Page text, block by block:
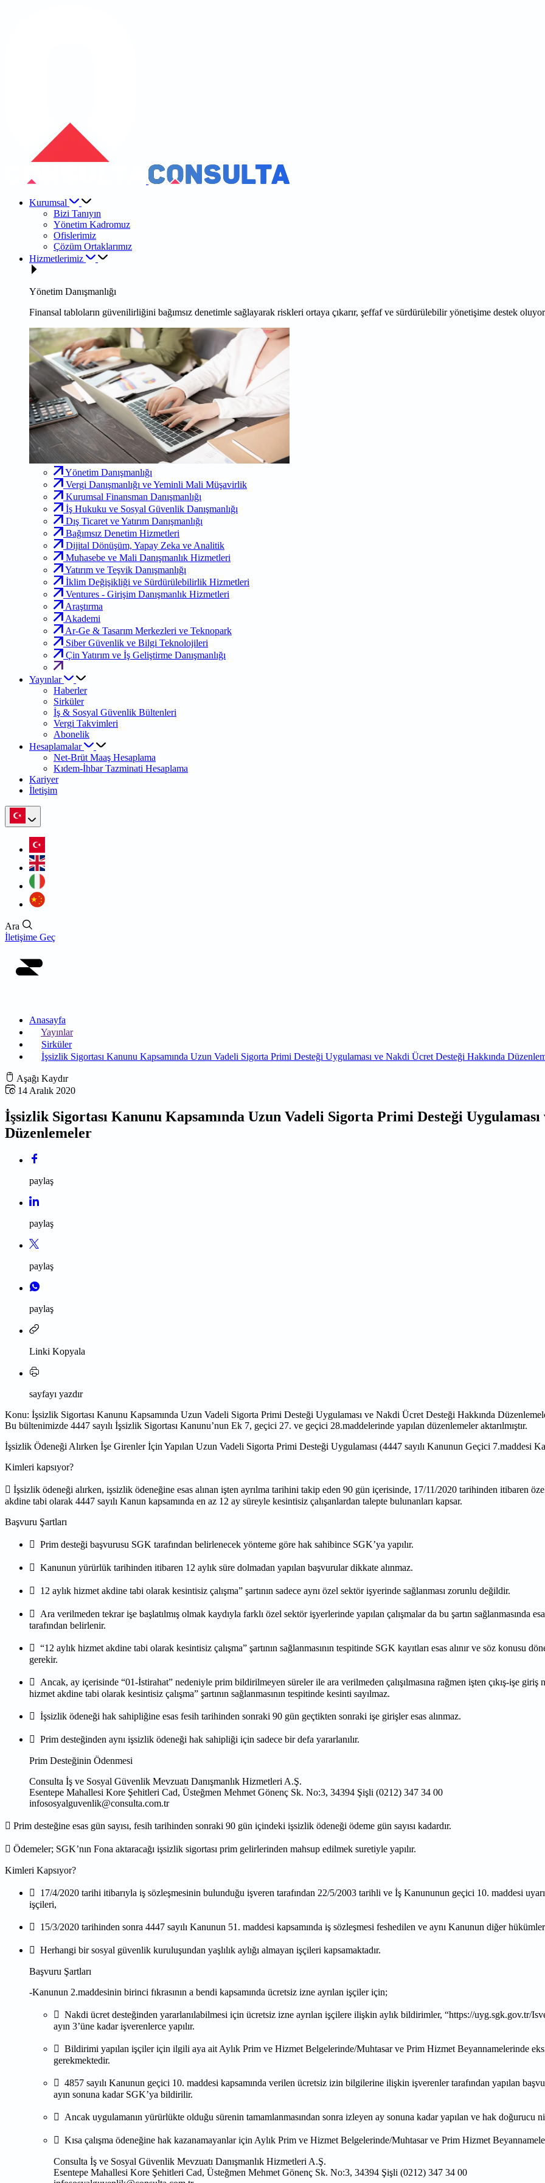
Kurumsal
Bizi Tanıyın
Yönetim Kadromuz
Ofislerimiz
Çözüm Ortaklarımız
Hizmetlerimiz
Yönetim Danışmanlığı
Finansal tabloların güvenilirliğini bağımsız denetimle sağlayarak riskleri ortaya çıkarır, şeffaf ve sürdürülebilir yönetişime destek
Yönetim Danışmanlığı
Vergi Danışmanlığı ve Yeminli Mali Müşavirlik
Kurumsal Finansman Danışmanlığı
İş Hukuku ve Sosyal Güvenlik Danışmanlığı
Dış Ticaret ve Yatırım Danışmanlığı
Bağımsız Denetim Hizmetleri
Dijital Dönüşüm, Yapay Zeka ve Analitik
Muhasebe ve Mali Danışmanlık Hizmetleri
Yatırım ve Teşvik Danışmanlığı
İklim Değişikliği ve Sürdürülebilirlik Hizmetleri
Ventures - Girişim Danışmanlık Hizmetleri
Araştırma
Akademi
Ar-Ge & Tasarım Merkezleri ve Teknopark
Siber Güvenlik ve Bilgi Teknolojileri
Çin Yatırım ve İş Geliştirme Danışmanlığı
Yayınlar
Haberler
Sirküler
İş & Sosyal Güvenlik Bültenleri
Vergi Takvimleri
Abonelik
Hesaplamalar
Net-Brüt Maaş Hesaplama
Kıdem-İhbar Tazminati Hesaplama
Kariyer
İletişim
Ara
İletişime Geç
Anasayfa
Yayınlar
Sirküler
İşsizlik Sigortası Kanunu Kapsamında Uzun Vadeli Sigorta Primi Desteği Uygulaması ve Nakdi Ücret Desteği Hakkında
Aşağı Kaydır
14 Aralık 2020
İşsizlik Sigortası Kanunu Kapsamında Uzun Vadeli Sigorta Primi Desteği
Düzenlemeler
paylaş
paylaş
paylaş
paylaş
Linki Kopyala
sayfayı yazdır
Konu: İşsizlik Sigortası Kanunu Kapsamında Uzun Vadeli Sigorta Primi Desteği Uygulaması ve Nakdi Ücret Desteği Hakkında
Bu bültenimizde 4447 sayılı İşsizlik Sigortası Kanunu’nun Ek 7, geçici 27. ve geçici 28.maddelerinde yapılan düzenlemeler aktarılmıştır.
İşsizlik Ödeneği Alırken İşe Girenler İçin Yapılan Uzun Vadeli Sigorta Primi Desteği Uygulaması (4447 sayılı Kanunun Geçici 7.maddesi
Kimleri kapsıyor?
 İşsizlik ödeneği alırken, işsizlik ödeneğine esas alınan işten ayrılma tarihini takip eden 90 gün içerisinde, 17/11/2020 tarihinden itibaren
akdine tabi olarak 4447 sayılı Kanun kapsamında en az 12 ay süreyle kesintisiz çalışanlardan talepte bulunanları kapsar.
Başvuru Şartları
 Prim desteği başvurusu SGK tarafından belirlenecek yönteme göre hak sahibince SGK’ya yapılır.
 Kanunun yürürlük tarihinden itibaren 12 aylık süre dolmadan yapılan başvurular dikkate alınmaz.
 12 aylık hizmet akdine tabi olarak kesintisiz çalışma” şartının sadece aynı özel sektör işyerinde sağlanması zorunlu değildir.
 Ara verilmeden tekrar işe başlatılmış olmak kaydıyla farklı özel sektör işyerlerinde yapılan çalışmalar da bu şartın sağlanmasında
tarafından belirlenir.
 “12 aylık hizmet akdine tabi olarak kesintisiz çalışma” şartının sağlanmasının tespitinde SGK kayıtları esas alınır ve söz konusu
gerekir.
 Ancak, ay içerisinde “01-İstirahat” nedeniyle prim bildirilmeyen süreler ile ara verilmeden çalışılmasına rağmen işten çıkış-işe
hizmet akdine tabi olarak kesintisiz çalışma” şartının sağlanmasının tespitinde kesinti sayılmaz.
 İşsizlik ödeneği hak sahipliğine esas fesih tarihinden sonraki 90 gün geçtikten sonraki işe girişler esas alınmaz.
 Prim desteğinden aynı işsizlik ödeneği hak sahipliği için sadece bir defa yararlanılır.
Prim Desteğinin Ödenmesi
Consulta İş ve Sosyal Güvenlik Mevzuatı Danışmanlık Hizmetleri A.Ş.
Esentepe Mahallesi Kore Şehitleri Cad, Üsteğmen Mehmet Gönenç Sk. No:3, 34394 Şişli (0212) 347 34 00
infososyalguvenlik@consulta.com.tr
 Prim desteğine esas gün sayısı, fesih tarihinden sonraki 90 gün içindeki işsizlik ödeneği ödeme gün sayısı kadardır.
 Ödemeler; SGK’nın Fona aktaracağı işsizlik sigortası prim gelirlerinden mahsup edilmek suretiyle yapılır.
Kimleri Kapsıyor?
 17/4/2020 tarihi itibarıyla iş sözleşmesinin bulunduğu işveren tarafından 22/5/2003 tarihli ve İş Kanununun geçici 10. maddesi
işçileri,
 15/3/2020 tarihinden sonra 4447 sayılı Kanunun 51. maddesi kapsamında iş sözleşmesi feshedilen ve aynı Kanunun diğer
 Herhangi bir sosyal güvenlik kuruluşundan yaşlılık aylığı almayan işçileri kapsamaktadır.
Başvuru Şartları
-Kanunun 2.maddesinin birinci fıkrasının a bendi kapsamında ücretsiz izne ayrılan işçiler için;
 Nakdi ücret desteğinden yararlanılabilmesi için ücretsiz izne ayrılan işçilere ilişkin aylık bildirimler, “https://uyg.sgk.gov.tr/
ayın 3’üne kadar işverenlerce yapılır.
 Bildirimi yapılan işçiler için ilgili aya ait Aylık Prim ve Hizmet Belgelerinde/Muhtasar ve Prim Hizmet Beyannamelerinde
gerekmektedir.
 4857 sayılı Kanunun geçici 10. maddesi kapsamında verilen ücretsiz izin bilgilerine ilişkin işverenler tarafından yapılan
ayın sonuna kadar SGK’ya bildirilir.
 Ancak uygulamanın yürürlükte olduğu sürenin tamamlanmasından sonra izleyen ay sonuna kadar yapılan ve hak doğurucu
 Kısa çalışma ödeneğine hak kazanamayanlar için Aylık Prim ve Hizmet Belgelerinde/Muhtasar ve Prim Hizmet
Consulta İş ve Sosyal Güvenlik Mevzuatı Danışmanlık Hizmetleri A.Ş.
Esentepe Mahallesi Kore Şehitleri Cad, Üsteğmen Mehmet Gönenç Sk. No:3, 34394 Şişli (0212) 347 34 00